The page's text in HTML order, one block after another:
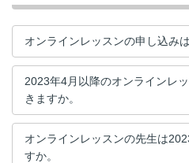
オンラインレッスンの申し込み
2023年4月以降のオンラインレ
きますか。
オンラインレッスンの先生は
すか。